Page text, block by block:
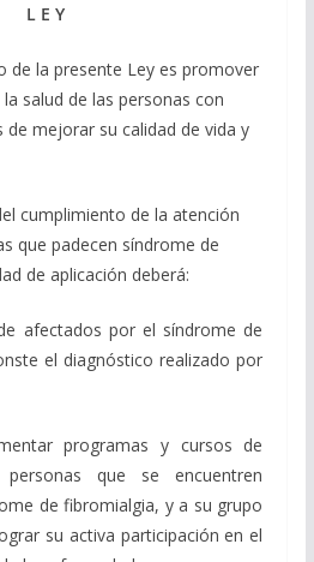
L E Y
de la presente Ley es promover
salud de las personas con
mejorar su calidad de vida y
cumplimiento de la atención
que padecen síndrome de
de aplicación deberá:
afectados por el síndrome de
el diagnóstico realizado por
programas y cursos de
que se encuentren
de fibromialgia, y a su grupo
su activa participación en el